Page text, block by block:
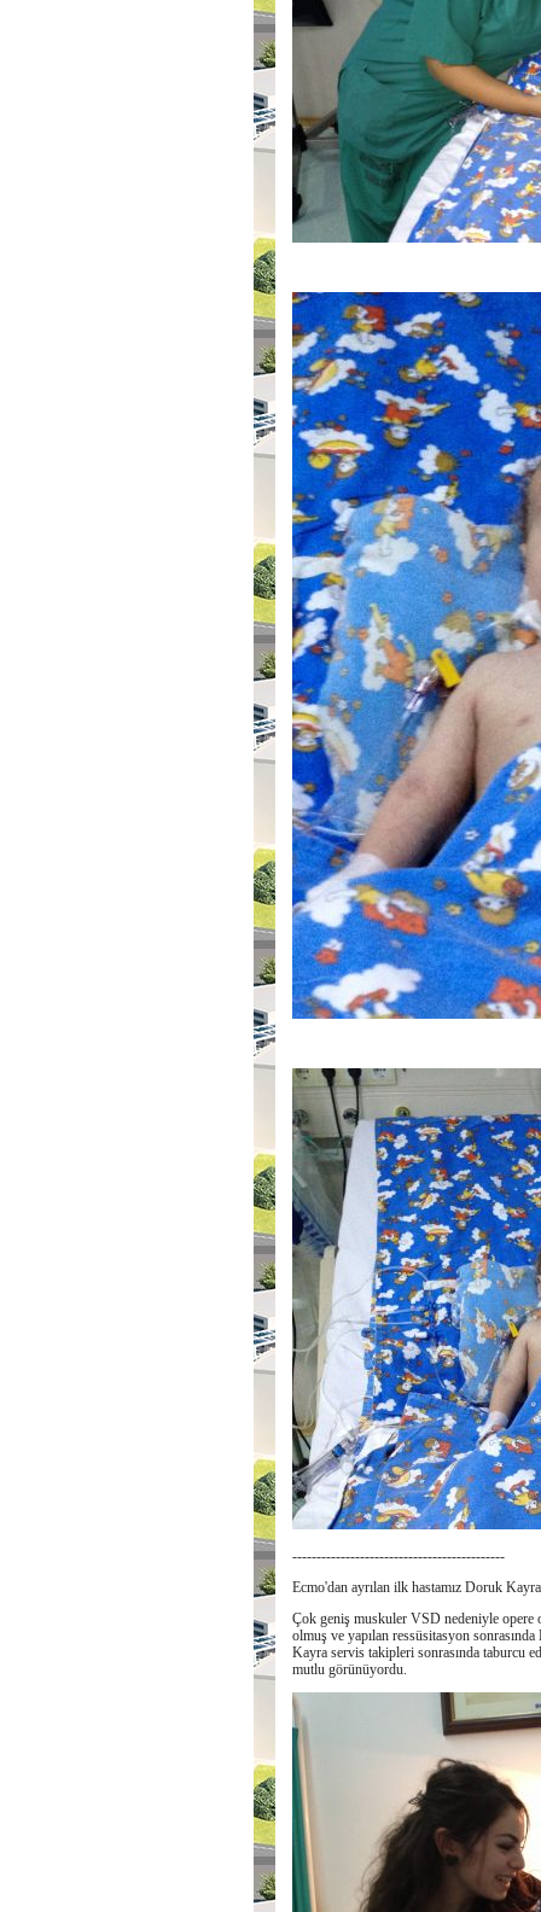
--------------------------------------------
Ecmo'dan ayrılan ilk hastamız Doruk
Çok geniş muskuler VSD nedeniyle opere
olmuş ve yapılan ressüsitasyon
Kayra servis takipleri sonrasında taburcu
mutlu görünüyordu.